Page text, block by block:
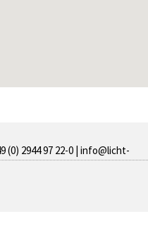
2944 97 22-0 | info@licht-